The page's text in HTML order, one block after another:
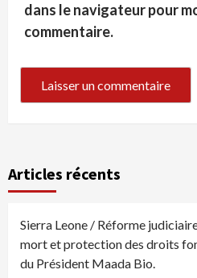
dans le navigateur pour
commentaire.
Articles récents
Sierra Leone / Réforme
mort et protection des droits
du Président Maada Bio.